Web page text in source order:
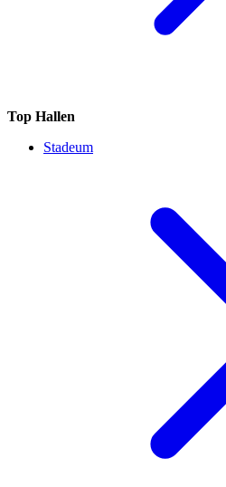
Top Hallen
Stadeum